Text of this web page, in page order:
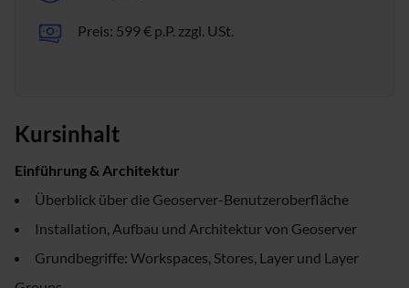
Preis: 599 € p.P. zzgl. USt.
Kursinhalt
Einführung & Architektur
Überblick über die Geoserver-Benutzeroberfläche
Installation, Aufbau und Architektur von Geoserver
Grundbegriffe: Workspaces, Stores, Layer und Layer